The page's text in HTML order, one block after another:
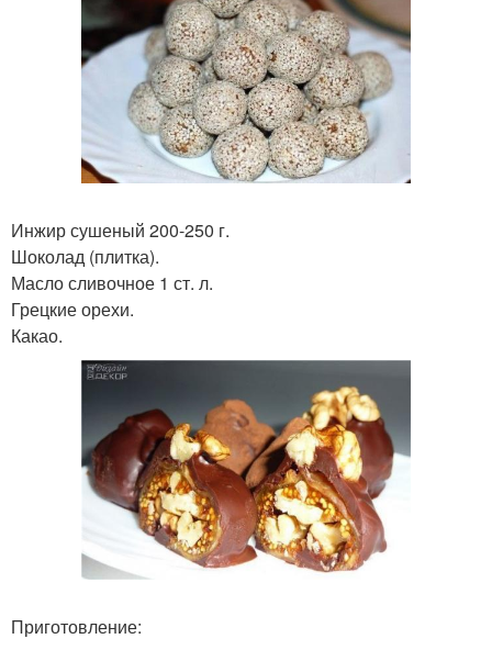
Инжир сушеный 200-250 г.
Шоколад (плитка).
Масло сливочное 1 ст. л.
Грецкие орехи.
Какао.
Приготовление: